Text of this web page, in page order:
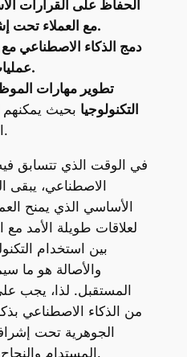
الحفاظ على القرارات
مع العملاء تحت إشراف بشري مباشر.
دمج الذكاء الاصطناعي
عمليات الإبداع والتسويق.
تطوير مهارات
التكنولوجيا بحيث يمكنهم
الاعتماد الكلي عليها.
في الوقت الذي تتسابق
الاصطناعي، يبقى
الأساسي الذي يمنح
لعلاقات طويلة الأمد مع
بين استخدام
والأصالة هو ما
المستقبل. لذا، يجب
من الذكاء الاصطناعي
الجوهرية تحت
المستدام والنجاح في عالم الأعمال المتغير.